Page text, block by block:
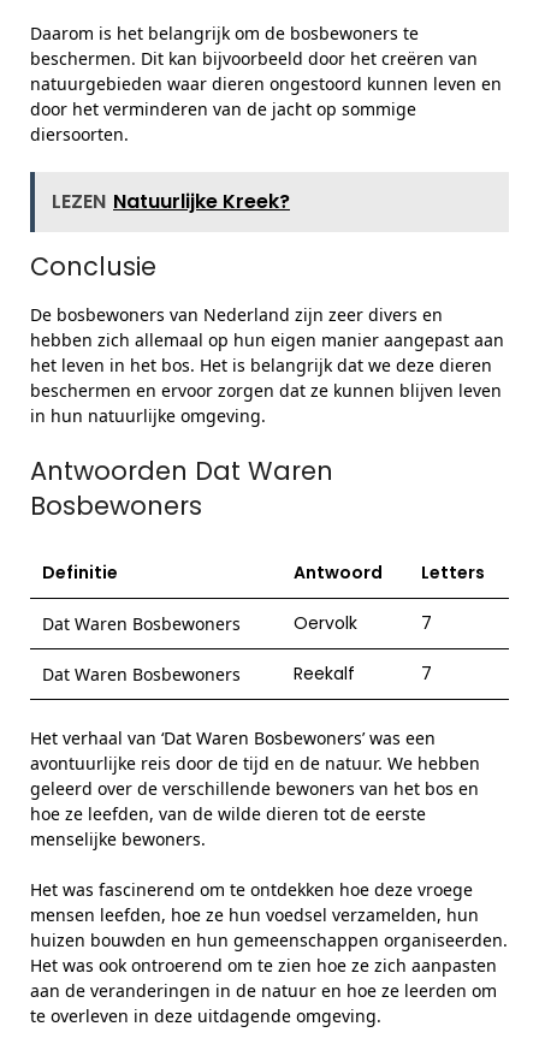
Daarom is het belangrijk om de bosbewoners te
beschermen. Dit kan bijvoorbeeld door het creëren van
natuurgebieden waar dieren ongestoord kunnen leven en
door het verminderen van de jacht op sommige
diersoorten.
LEZEN Natuurlijke Kreek?
Conclusie
De bosbewoners van Nederland zijn zeer divers en
hebben zich allemaal op hun eigen manier aangepast aan
het leven in het bos. Het is belangrijk dat we deze dieren
beschermen en ervoor zorgen dat ze kunnen blijven leven
in hun natuurlijke omgeving.
Antwoorden Dat Waren
Bosbewoners
Definitie Antwoord Letters
Dat Waren Bosbewoners Oervolk 7
Dat Waren Bosbewoners Reekalf 7
Het verhaal van ‘Dat Waren Bosbewoners’ was een
avontuurlijke reis door de tijd en de natuur. We hebben
geleerd over de verschillende bewoners van het bos en
hoe ze leefden, van de wilde dieren tot de eerste
menselijke bewoners.
Het was fascinerend om te ontdekken hoe deze vroege
mensen leefden, hoe ze hun voedsel verzamelden, hun
huizen bouwden en hun gemeenschappen organiseerden.
Het was ook ontroerend om te zien hoe ze zich aanpasten
aan de veranderingen in de natuur en hoe ze leerden om
te overleven in deze uitdagende omgeving.